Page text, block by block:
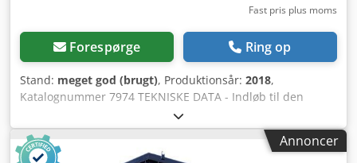
Fast pris plus moms
Forespørge Ring op
Stand: meget god (brugt), Produktionsår: 2018,
Katalognummer 7974 TEKNISKE DATA - Indløb til den
udvidede tragt: 1500x1730 mm - Udløb til flis: Ø 200 mm -
Rotorens arbejdsbredde: 990 mm - Hovedmotor: 22 kW -
Pumpemotor: 0,75 kW - Antal knive: 54 stk. -
Annoncer